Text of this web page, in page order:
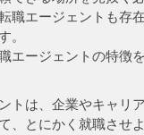
職エージェントも存
。
エージェントの特徴
トは、企業やキャリ
、とにかく就職させ